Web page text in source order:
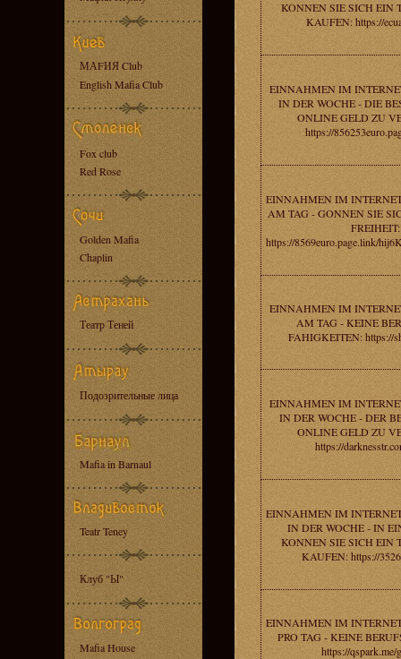
МАFИЯ Club
English Mafia Club
Fox club
Red Rose
Golden Mafia
Chaplin
Театр Теней
Подозрительные лица
Mafia in Barnaul
Teatr Teney
Клуб "Ы"
Mafia House
KONNEN SIE SICH EIN
KAUFEN: https://
EINNAHMEN IM
IN DER WOCHE - DIE
ONLINE GELD ZU
https://
EINNAHMEN IM
AM TAG - GONNEN SIE
FREIHEIT:
https://8569euro.page.link/
EINNAHMEN IM
AM TAG - KEINE
FAHIGKEITEN: https://
EINNAHMEN IM
IN DER WOCHE - DER
ONLINE GELD ZU
https://
EINNAHMEN IM
IN DER WOCHE - IN
KONNEN SIE SICH EIN
KAUFEN: https://
EINNAHMEN IM
PRO TAG - KEINE
https://